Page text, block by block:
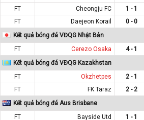
FT
Cheongju FC 1 - 1
FT
Daejeon Korail 0 - 0
Kết quả bóng đá VĐQG Nhật Bản
FT
Cerezo Osaka 4 - 1
Kết quả bóng đá VĐQG Kazakhstan
FT
Okzhetpes 2 - 1
FT
FK Taraz 2 - 2
Kết quả bóng đá Aus Brisbane
FT
Bayside Utd 1 - 1